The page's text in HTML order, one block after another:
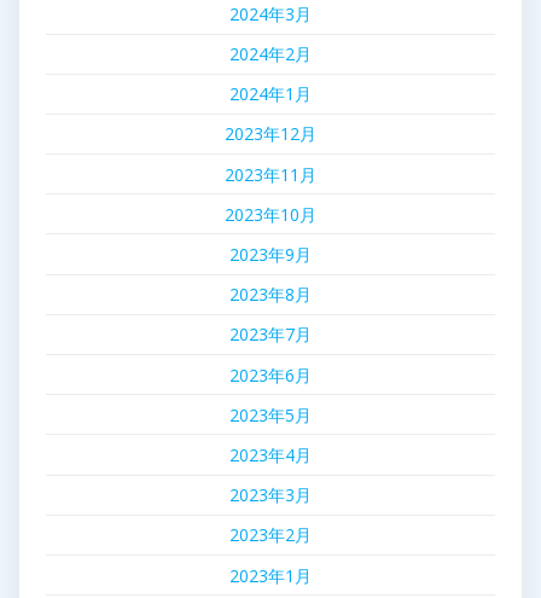
2024年3月
2024年2月
2024年1月
2023年12月
2023年11月
2023年10月
2023年9月
2023年8月
2023年7月
2023年6月
2023年5月
2023年4月
2023年3月
2023年2月
2023年1月